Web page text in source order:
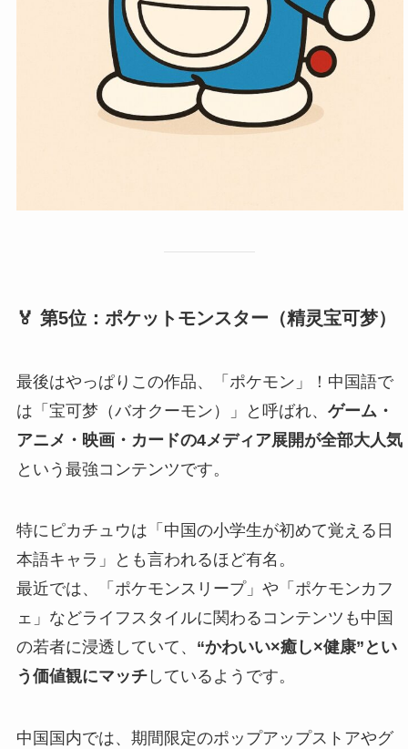
🏅 第5位：ポケットモンスター（精灵宝可梦）
最後はやっぱりこの作品、「ポケモン」！中国語で
は「宝可梦（バオクーモン）」と呼ばれ、 ゲーム・
アニメ・映画・カードの4メディア展開が全部大人気
という最強コンテンツです。
特にピカチュウは「中国の小学生が初めて覚える日
本語キャラ」とも言われるほど有名。
最近では、「ポケモンスリープ」や「ポケモンカフ
ェ」などライフスタイルに関わるコンテンツも中国
の若者に浸透していて、 “かわいい×癒し×健康”とい
う価値観にマッチしているようです。
中国国内では、期間限定のポップアップストアやグ